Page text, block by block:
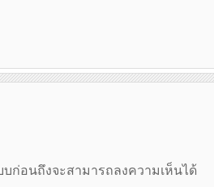
ก่อนถึงจะสามารถลงความเห็นได้